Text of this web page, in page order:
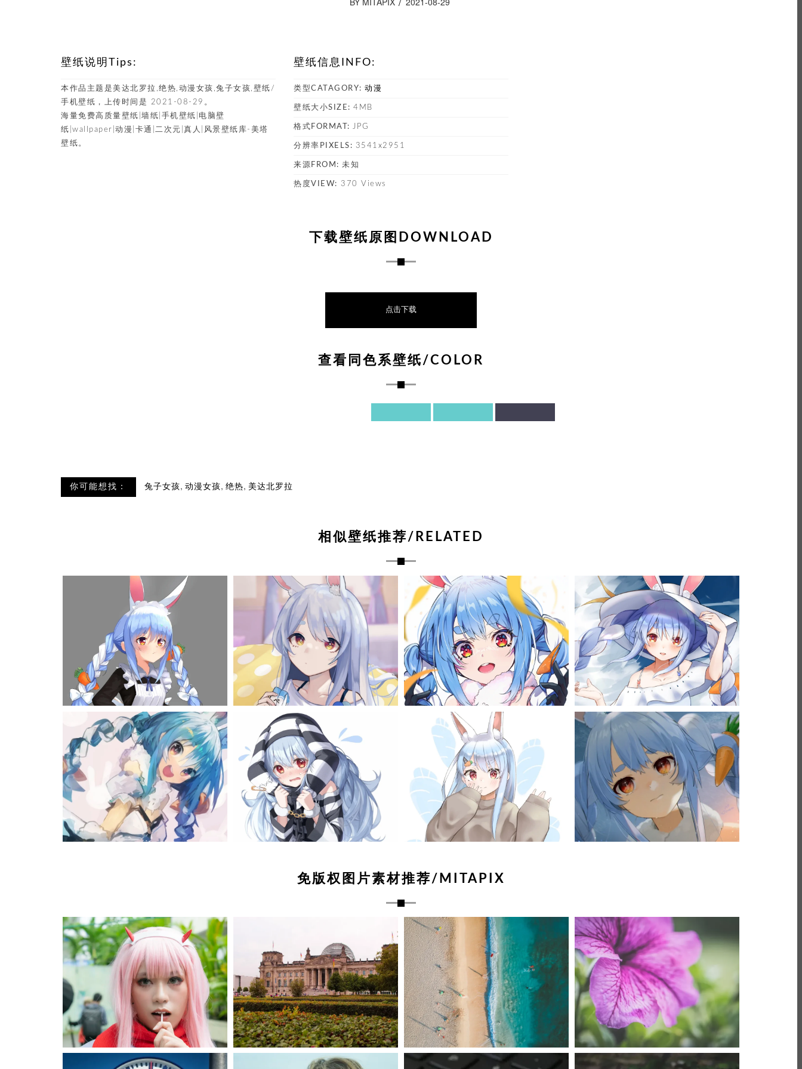
壁纸说明Tips:
本作品主题是美达北罗拉,绝热,动漫女孩,兔子女孩,壁纸/
手机壁纸，上传时间是 2021-08-29。
海量免费高质量壁纸|墙纸|手机壁纸|电脑壁
纸|wallpaper|动漫|卡通|二次元|真人|风景壁纸库-美塔
壁纸。
壁纸信息INFO:
类型CATAGORY: 动漫
壁纸大小SIZE: 4MB
格式FORMAT: JPG
分辨率PIXELS: 3541x2951
来源FROM: 未知
热度VIEW: 370 Views
下载壁纸原图DOWNLOAD
点击下载
查看同色系壁纸/COLOR
你可能想找： 兔子女孩, 动漫女孩, 绝热, 美达北罗拉
相似壁纸推荐/RELATED
免版权图片素材推荐/MITAPIX